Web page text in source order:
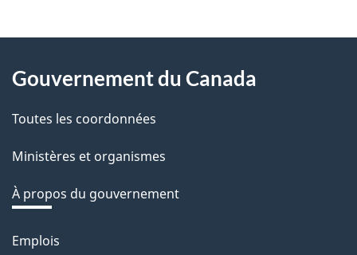
v
o
t
r
r
é
t
r
About
this
site
Gouvernement du Canada
Toutes les coordonnées
Ministères et organismes
À propos du gouvernement
Thèmes
Emplois